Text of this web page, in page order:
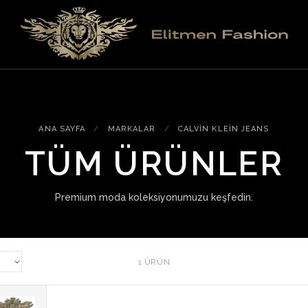
ANA SAYFA / MARKALAR / CALVIN KLEIN JEANS
TÜM ÜRÜNLER
Premium moda koleksiyonumuzu keşfedin.
1 ÜRÜN